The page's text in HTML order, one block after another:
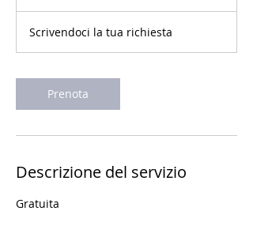
i
n
t
i
Scrivendoci la tua richiesta
Prenota
Descrizione del servizio
Gratuita